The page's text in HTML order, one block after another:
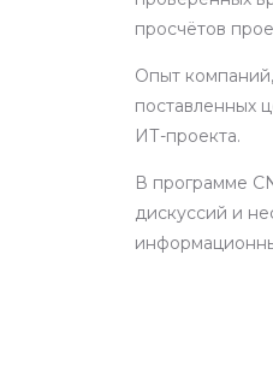
просчётов
Опыт
поставленных
ИТ-проекта.
В программе
дискуссий и